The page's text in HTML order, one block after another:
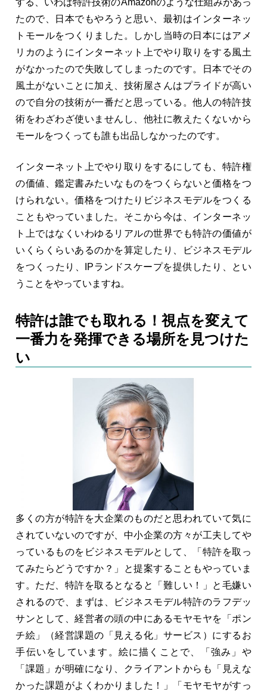
する、いわば特許技術のAmazonのような仕組みがあっ
たので、日本でもやろうと思い、最初はインターネッ
トモールをつくりました。しかし当時の日本にはアメ
リカのようにインターネット上でやり取りをする風土
がなかったので失敗してしまったのです。日本でその
風土がないことに加え、技術屋さんはプライドが高い
ので自分の技術が一番だと思っている。他人の特許技
術をわざわざ使いませんし、他社に教えたくないから
モールをつくっても誰も出品しなかったのです。
インターネット上でやり取りをするにしても、特許権
の価値、鑑定書みたいなものをつくらないと価格をつ
けられない。価格をつけたりビジネスモデルをつくる
こともやっていました。そこから今は、インターネッ
ト上ではなくいわゆるリアルの世界でも特許の価値が
いくらくらいあるのかを算定したり、ビジネスモデル
をつくったり、IPランドスケープを提供したり、とい
うことをやっていますね。
特許は誰でも取れる！視点を変えて
一番力を発揮できる場所を見つけた
い
多くの方が特許を大企業のものだと思われていて気に
されていないのですが、中小企業の方々が工夫してや
っているものをビジネスモデルとして、「特許を取っ
てみたらどうですか？」と提案することもやっていま
す。ただ、特許を取るとなると「難しい！」と毛嫌い
されるので、まずは、ビジネスモデル特許のラフデッ
サンとして、経営者の頭の中にあるモヤモヤを「ポン
チ絵」（経営課題の「見える化」サービス）にするお
手伝いをしています。絵に描くことで、「強み」や
「課題」が明確になり、クライアントからも「見えな
かった課題がよくわかりました！」「モヤモヤがすっ